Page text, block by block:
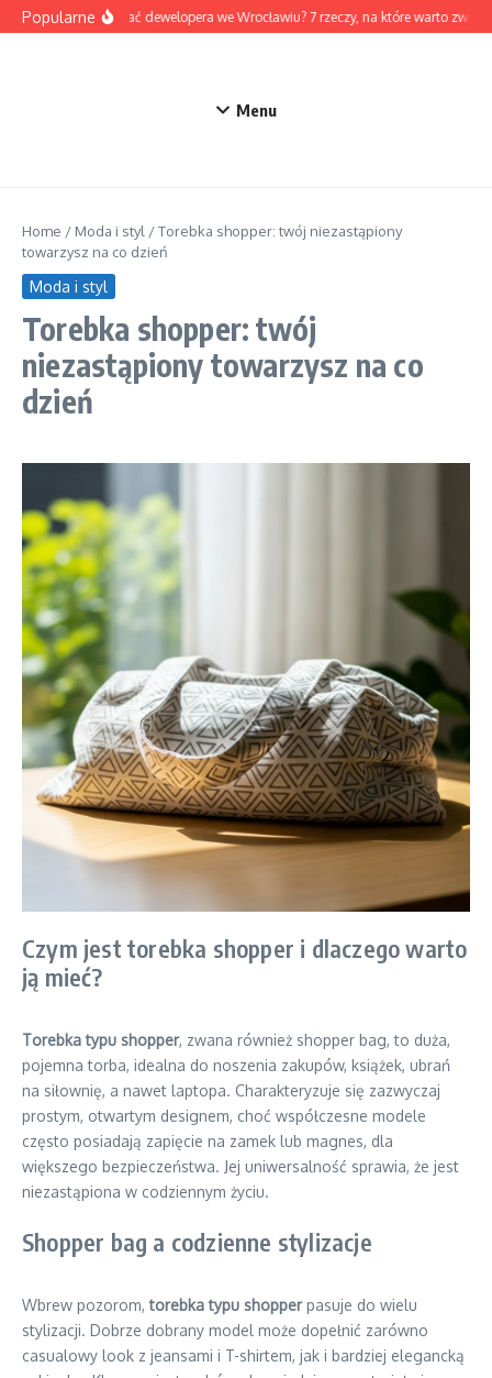
Przejdź do treści
PopularneJak wybrać dewelopera we Wrocławiu? 7 rzeczy, na które warto
Menu
Home / Moda i styl /Torebka shopper: twój niezastąpiony
towarzysz na co dzień
Moda i styl
Torebka shopper: twój
niezastąpiony towarzysz na co
dzień
Czym jest torebka shopper i dlaczego warto
ją mieć?
Torebka typu shopper, zwana również shopper bag, to duża,
pojemna torba, idealna do noszenia zakupów, książek, ubrań
na siłownię, a nawet laptopa. Charakteryzuje się zazwyczaj
prostym, otwartym designem, choć współczesne modele
często posiadają zapięcie na zamek lub magnes, dla
większego bezpieczeństwa. Jej uniwersalność sprawia, że jest
niezastąpiona w codziennym życiu.
Shopper bag a codzienne stylizacje
Wbrew pozorom,torebka typu shopperpasuje do wielu
stylizacji. Dobrze dobrany model może dopełnić zarówno
casualowy look z jeansami i T-shirtem, jak i bardziej elegancką